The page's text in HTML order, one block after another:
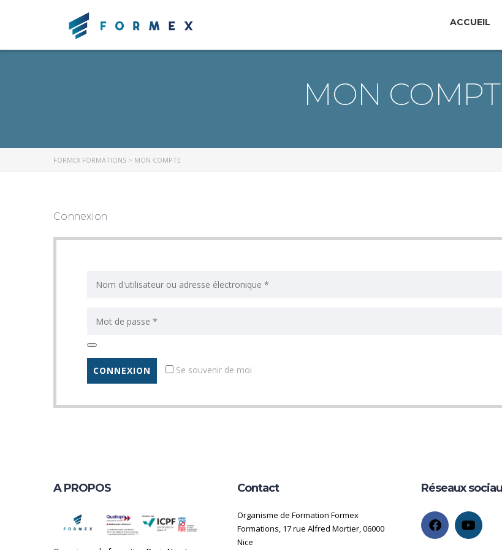
ACCUEIL
MON
FORMEX FORMATIONS > MON COMPTE
Connexion
Se souvenir de moi
A PROPOS Contact
Organisme de Formation Formex
Formations, 17 rue Alfred Mortier, 06000
Nice
Réseaux